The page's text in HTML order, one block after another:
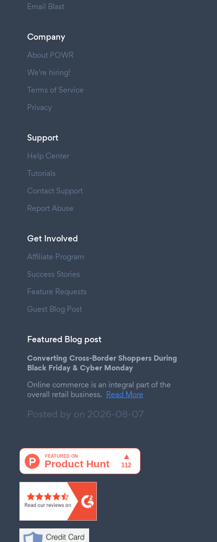
Email Blast
Company
About POWR
We're hiring!
Terms of Service
Privacy
Support
Help Center
Tutorials
Contact Support
Report Abuse
Get Involved
Affiliate Program
Success Stories
Feature Requests
Guest Blog Post
Featured Blog post
Converting Cross-Border Shoppers During
Black Friday & Cyber Monday
Online commerce is an integral part of the
overall retail business. Read More
Posted by on 2026-08-07